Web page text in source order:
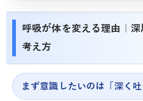
呼吸が体を変える理由｜
考え方
まず意識したいのは「深く吐